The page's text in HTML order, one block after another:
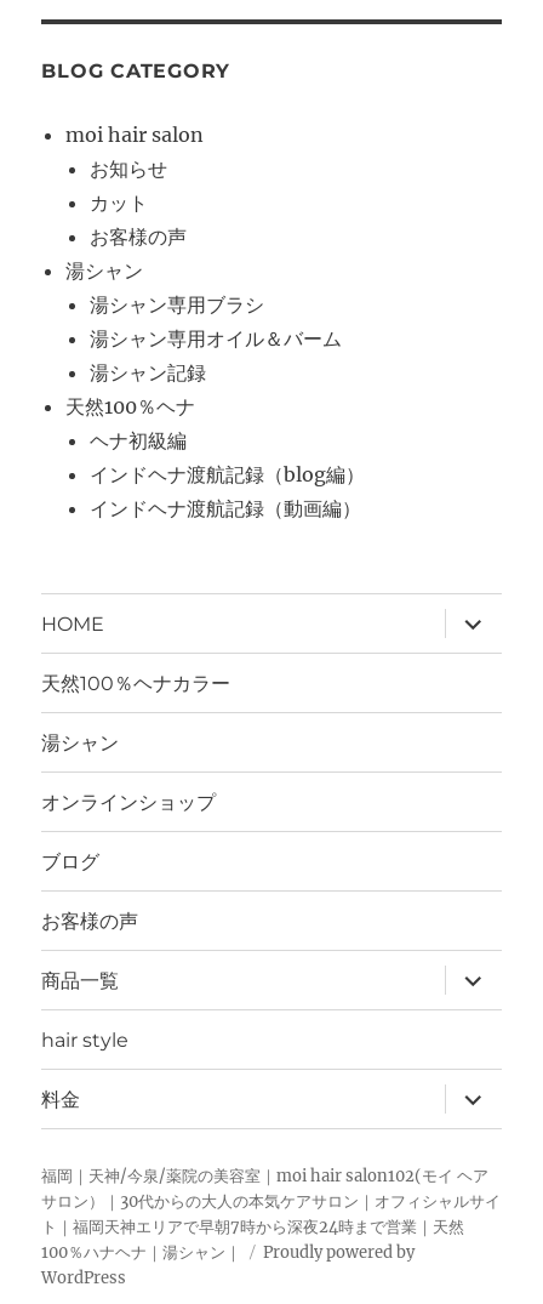
BLOG CATEGORY
moi hair salon
お知らせ
カット
お客様の声
湯シャン
湯シャン専用ブラシ
湯シャン専用オイル＆バーム
湯シャン記録
天然100％ヘナ
ヘナ初級編
インドヘナ渡航記録（blog編）
インドヘナ渡航記録（動画編）
HOME
ブ
メ
ー
開
天然100％ヘナカラー
湯シャン
オンラインショップ
ブログ
お客様の声
商品一覧
ブ
メ
ー
を
展
開
hair style
料金
ブ
メ
ュ
ー
を
展
福岡｜天神/今泉/薬院の美容室｜moi hair salon102(モイ ヘア
サロン）｜30代からの大人の本気ケアサロン｜オフィシャルサイ
ト｜福岡天神エリアで早朝7時から深夜24時まで営業｜天然
100％ハナヘナ｜湯シャン｜
Proudly powered by
WordPress